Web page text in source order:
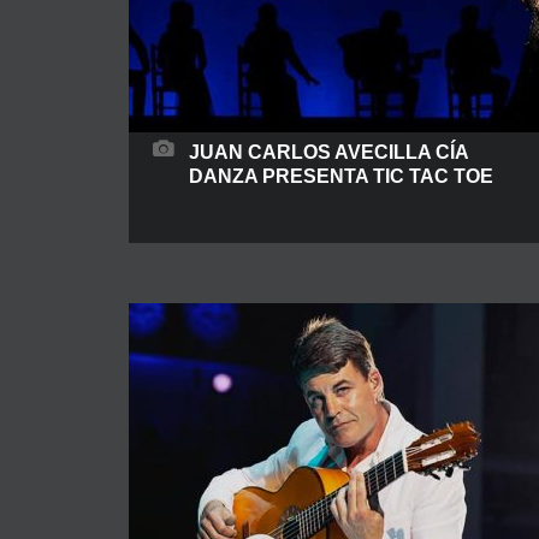
JUAN CARLOS AVECILLA CÍA
DANZA PRESENTA TIC TAC TOE
Tic Tac Toe es un espectáculo que nos lleva a
ese lugar donde la existencia del juego era
nuestra mayor satisfacción. Con tan solo un
lápiz y un papel jugábamos para lograr nuestras
tres casillas. Se reflejará el juego, la ambición, la
estrategia, intentando sacar nuestras mejores
armas a base de palos flamencos, y así,
READ MORE